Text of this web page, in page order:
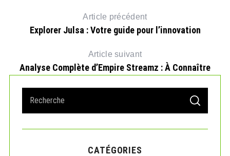
Article précédent
Explorer Julsa : Votre guide pour l’innovation
Article suivant
Analyse Complète d’Empire Streamz : À Connaître
a
r
S
A
C
CATÉGORIES